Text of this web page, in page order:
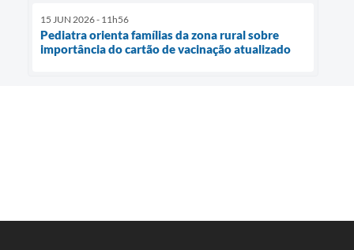
15 JUN 2026 - 11h56
Pediatra orienta famílias da zona rural sobre
importância do cartão de vacinação atualizado